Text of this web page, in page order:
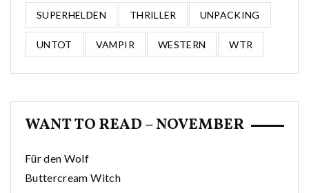
SUPERHELDEN THRILLER UNPACKING
UNTOT VAMPIR WESTERN WTR
WANT TO READ – NOVEMBER
Für den Wolf
Buttercream Witch